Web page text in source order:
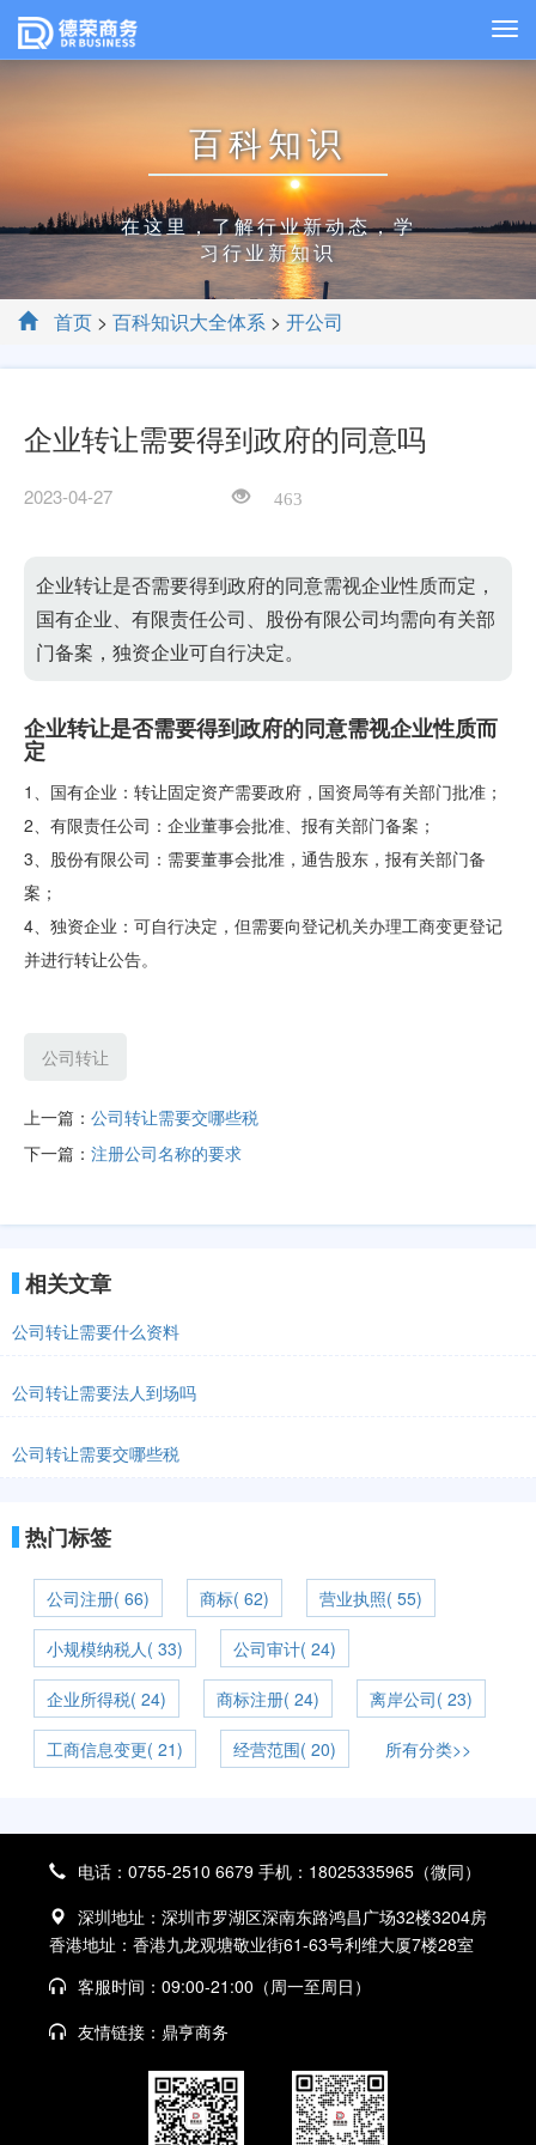
百科知识
在这里，了解行业新动态，学
习行业新知识
首页 > 百科知识大全体系 > 开公司
企业转让需要得到政府的同意吗
2023-04-27 463
企业转让是否需要得到政府的同意需视企业性质而定，
国有企业、有限责任公司、股份有限公司均需向有关部
门备案，独资企业可自行决定。
企业转让是否需要得到政府的同意需视企业性质而
定
1、国有企业：转让固定资产需要政府，国资局等有关部门批准；
2、有限责任公司：企业董事会批准、报有关部门备案；
3、股份有限公司：需要董事会批准，通告股东，报有关部门备
案；
4、独资企业：可自行决定，但需要向登记机关办理工商变更登记
并进行转让公告。
公司转让
上一篇： 公司转让需要交哪些税
下一篇： 注册公司名称的要求
相关文章
公司转让需要什么资料
公司转让需要法人到场吗
公司转让需要交哪些税
热门标签
公司注册( 66) 商标( 62) 营业执照( 55)
小规模纳税人( 33) 公司审计( 24)
企业所得税( 24) 商标注册( 24) 离岸公司( 23)
工商信息变更( 21) 经营范围( 20) 所有分类>>
电话：0755-2510 6679 手机：18025335965（微同）
深圳地址：深圳市罗湖区深南东路鸿昌广场32楼3204房
香港地址：香港九龙观塘敬业街61-63号利维大厦7楼28室
客服时间：09:00-21:00（周一至周日）
友情链接： 鼎亨商务